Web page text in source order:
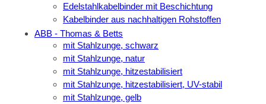
Edelstahlkabelbinder mit Beschichtung
Kabelbinder aus nachhaltigen Rohstoffen
ABB - Thomas & Betts
mit Stahlzunge, schwarz
mit Stahlzunge, natur
mit Stahlzunge, hitzestabilisiert
mit Stahlzunge, hitzestabilisiert, UV-stabil
mit Stahlzunge, gelb